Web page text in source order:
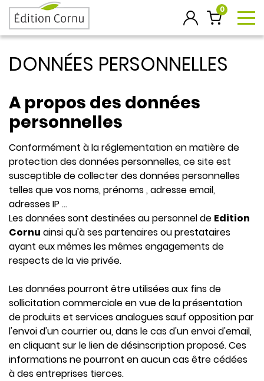
0
DONNÉES PERSONNELLES
A propos des données
personnelles
Conformément à la réglementation en matière de
protection des données personnelles, ce site est
susceptible de collecter des données personnelles
telles que vos noms, prénoms , adresse email,
adresses IP ...
Les données sont destinées au personnel de Edition
Cornu ainsi qu'à ses partenaires ou prestataires
ayant eux mêmes les mêmes engagements de
respects de la vie privée.
Les données pourront être utilisées aux fins de
sollicitation commerciale en vue de la présentation
de produits et services analogues sauf opposition par
l'envoi d'un courrier ou, dans le cas d'un envoi d'email,
en cliquant sur le lien de désinscription proposé. Ces
informations ne pourront en aucun cas être cédées
à des entreprises tierces.